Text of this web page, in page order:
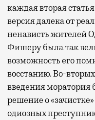
каждая вторая
версия далека от
ненависть жителей
Фишеру была так
возможность его
восстанию. Во-
введения моратория
решение о
одиозных